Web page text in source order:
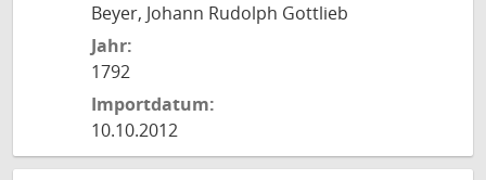
Beyer, Johann Rudolph Gottlieb
Jahr:
1792
Importdatum:
10.10.2012